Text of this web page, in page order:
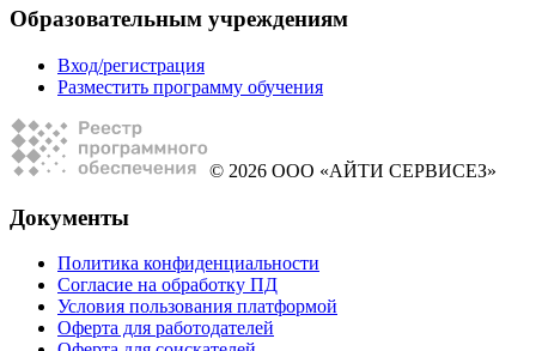
Образовательным учреждениям
Вход/регистрация
Разместить программу обучения
© 2026 ООО «АЙТИ СЕРВИСЕЗ»
Документы
Политика конфиденциальности
Согласие на обработку ПД
Условия пользования платформой
Оферта для работодателей